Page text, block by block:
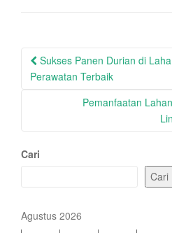
Post
navigation
Sukses Panen Durian di
Perawatan Terbaik
Pemanfaatan
Cari
Cari
Agustus 2026